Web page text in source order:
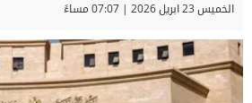
الخميس 23 ابريل 2026 | 07:07 مساءً